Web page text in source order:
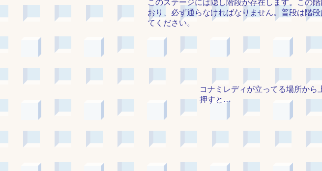
このステージには隠し階段が存在します。この
おり、必ず通らなければなりません。普段は階
てください。
コナミレディが立ってる場所から
押すと…